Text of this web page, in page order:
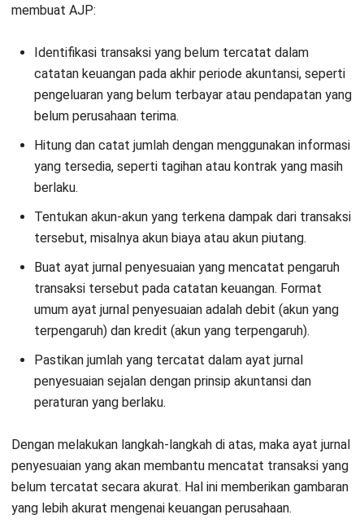
Meningkatkan Efisiensi Proses Bisnis
Strategi Efisiensi Biaya Perusahaan
dengan AI Agent
Irga Afghani- 24/07/2026